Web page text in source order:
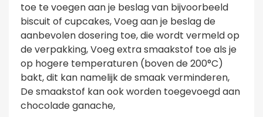
toe te voegen aan je beslag van bijvoorbeeld
biscuit of cupcakes, Voeg aan je beslag de
aanbevolen dosering toe, die wordt vermeld op
de verpakking, Voeg extra smaakstof toe als je
op hogere temperaturen (boven de 200°C)
bakt, dit kan namelijk de smaak verminderen,
De smaakstof kan ook worden toegevoegd aan
chocolade ganache,